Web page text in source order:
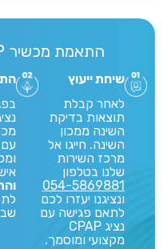
התאמת מכשיר CPAP בקלות וביעילות
שיחת ייעוץ
לאחר קבלת
תוצאות בדיקת
השינה ממכון
השינה. חייגו אל
מרכז השירות
שלנו בטלפון
054-5869881
ונציגנו יעזרו לכם
לתאם פגישה עם
נציג CPAP
מקצועי ומוסמך.
עם
אישית
שבוע